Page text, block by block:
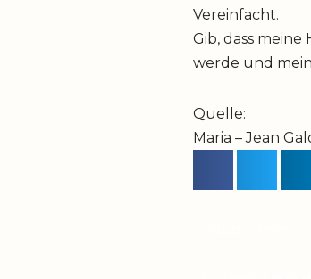
Vereinfacht.
Gib, dass
werde und
Quelle:
Maria – Jean